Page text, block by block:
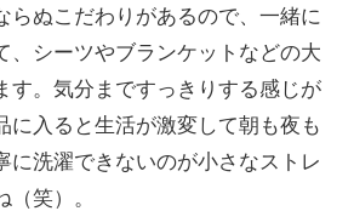
らぬこだわりがあるので、一緒に
、シーツやブランケットなどの大
す。気分まですっきりする感じが
に入ると生活が激変して朝も夜も
に洗濯できないのが小さなストレ
笑）。